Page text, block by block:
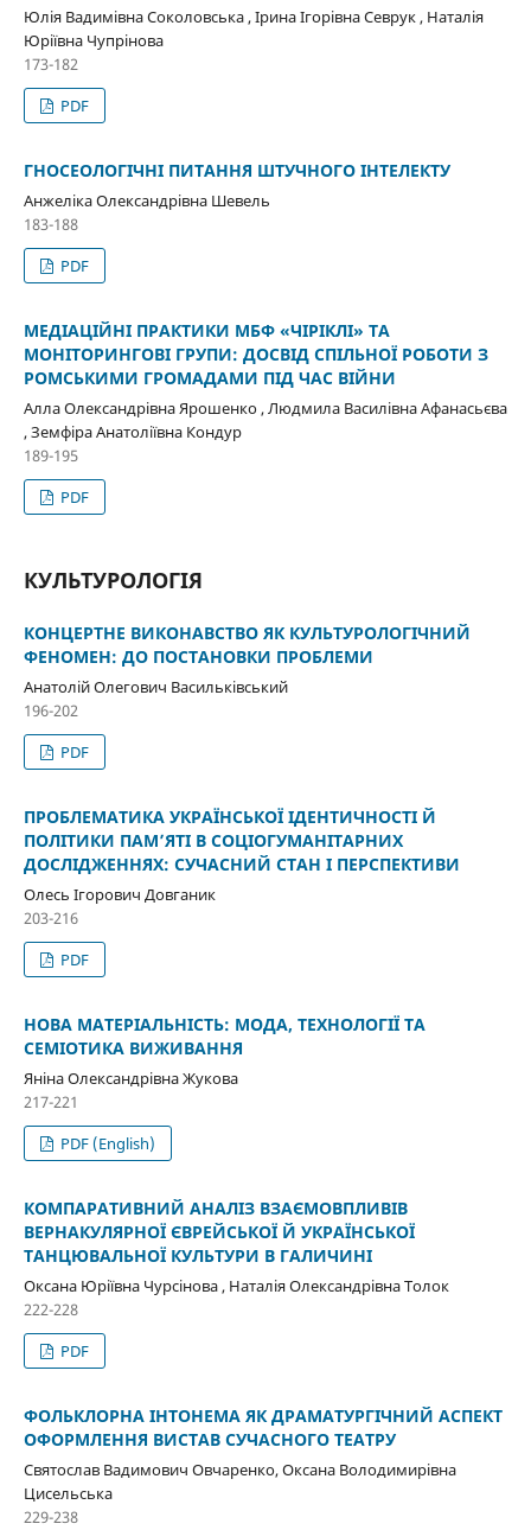
Юлія Вадимівна Соколовська , Ірина Ігорівна Севрук , Наталія
Юріївна Чупрінова
173-182
PDF
ГНОСЕОЛОГІЧНІ ПИТАННЯ ШТУЧНОГО ІНТЕЛЕКТУ
Анжеліка Олександрівна Шевель
183-188
PDF
МЕДІАЦІЙНІ ПРАКТИКИ МБФ «ЧІРІКЛІ» ТА
МОНІТОРИНГОВІ ГРУПИ: ДОСВІД СПІЛЬНОЇ РОБОТИ З
РОМСЬКИМИ ГРОМАДАМИ ПІД ЧАС ВІЙНИ
Алла Олександрівна Ярошенко , Людмила Василівна Афанасьєва
, Земфіра Анатоліївна Кондур
189-195
PDF
КУЛЬТУРОЛОГІЯ
КОНЦЕРТНЕ ВИКОНАВСТВО ЯК КУЛЬТУРОЛОГІЧНИЙ
ФЕНОМЕН: ДО ПОСТАНОВКИ ПРОБЛЕМИ
Анатолій Олегович Васильківський
196-202
PDF
ПРОБЛЕМАТИКА УКРАЇНСЬКОЇ ІДЕНТИЧНОСТІ Й
ПОЛІТИКИ ПАМ’ЯТІ В СОЦІОГУМАНІТАРНИХ
ДОСЛІДЖЕННЯХ: СУЧАСНИЙ СТАН І ПЕРСПЕКТИВИ
Олесь Ігорович Довганик
203-216
PDF
НОВА МАТЕРІАЛЬНІСТЬ: МОДА, ТЕХНОЛОГІЇ ТА
СЕМІОТИКА ВИЖИВАННЯ
Яніна Олександрівна Жукова
217-221
PDF (English)
КОМПАРАТИВНИЙ АНАЛІЗ ВЗАЄМОВПЛИВІВ
ВЕРНАКУЛЯРНОЇ ЄВРЕЙСЬКОЇ Й УКРАЇНСЬКОЇ
ТАНЦЮВАЛЬНОЇ КУЛЬТУРИ В ГАЛИЧИНІ
Оксана Юріївна Чурсінова , Наталія Олександрівна Толок
222-228
PDF
ФОЛЬКЛОРНА ІНТОНЕМА ЯК ДРАМАТУРГІЧНИЙ АСПЕКТ
ОФОРМЛЕННЯ ВИСТАВ СУЧАСНОГО ТЕАТРУ
Святослав Вадимович Овчаренко, Оксана Володимирівна
Цисельська
229-238